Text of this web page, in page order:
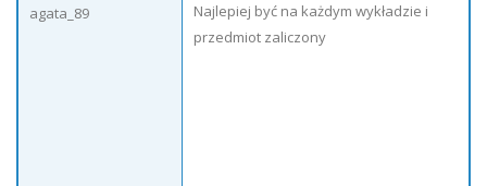
agata_89
Najlepiej być na każdym wykładzie i
przedmiot zaliczony